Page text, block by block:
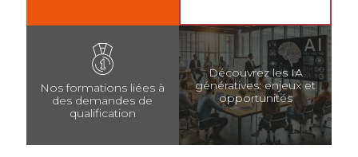
Nos formations liées à
des demandes de
qualification
Découvrez les IA
génératives: enjeux et
opportunités